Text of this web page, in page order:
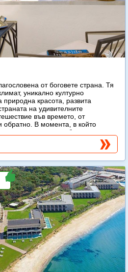
от боговете страна. Тя
уникално културно
красота, развита
на удивителните
във времето, от
обратно. В момента, в който
попадате в обятията на